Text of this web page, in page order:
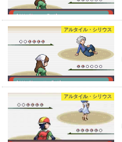
アルタイル・シリウス
アルタイル・シリウス